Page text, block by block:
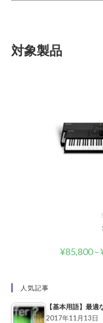
対象製品
¥85,800–
人気記事
【基本用語】最
2017年11月13日